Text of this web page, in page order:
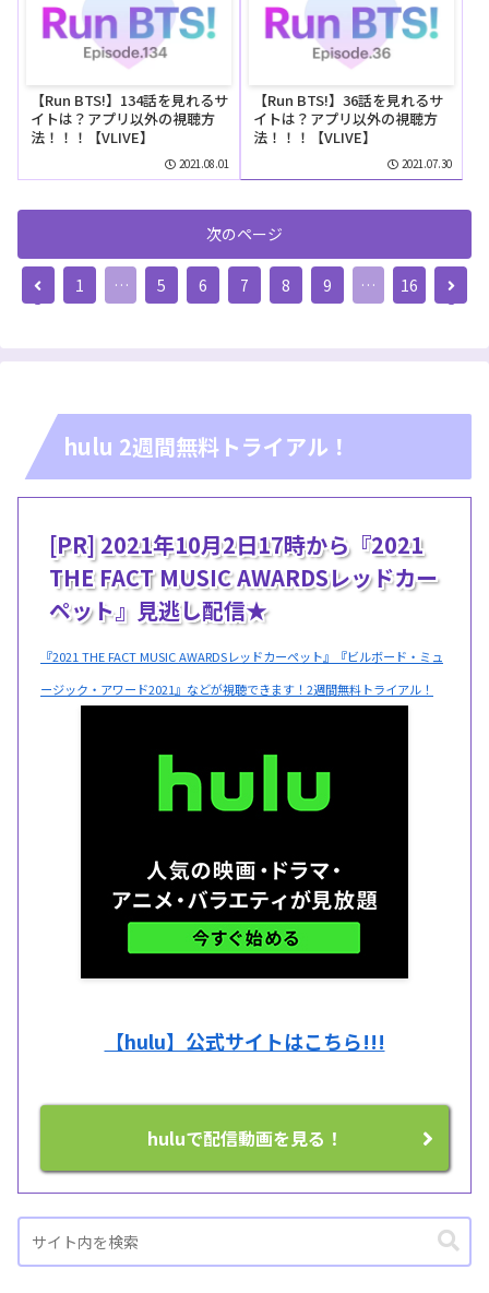
【Run BTS!】134話を見れるサ
イトは？アプリ以外の視聴方
法！！！【VLIVE】
2021.08.01
【Run BTS!】36話を見れるサ
イトは？アプリ以外の視聴方
法！！！【VLIVE】
2021.07.30
次のページ
前
1 … 5 6 7 8 9 … 16
次
hulu 2週間無料トライアル！
[PR] 2021年10月2日17時から『2021
THE FACT MUSIC AWARDSレッドカー
ペット』見逃し配信★
『2021 THE FACT MUSIC AWARDSレッドカーペット』『ビルボード・ミュ
ージック・アワード2021』などが視聴できます！2週間無料トライアル！
【hulu】公式サイトはこちら!!!
huluで配信動画を見る！